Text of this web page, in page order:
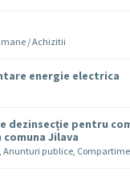
/ Achizitii
energie electrica
dezinsecție pentru
Jilava
, Anunturi publice,